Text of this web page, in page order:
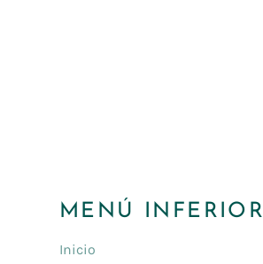
MENÚ INFERIOR
Inicio